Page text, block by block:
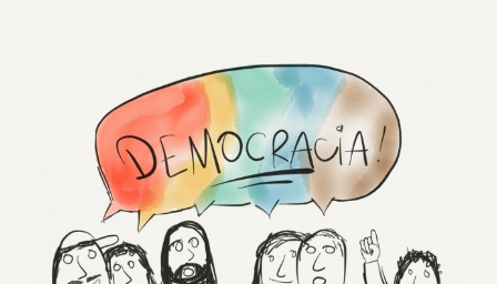
VAMOS FALAR DE POLÍTICA?